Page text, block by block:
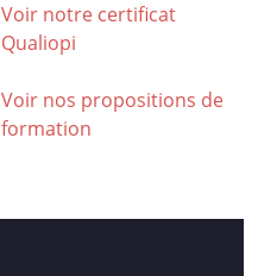
Voir notre certificat
Qualiopi
Voir nos propositions de
formation